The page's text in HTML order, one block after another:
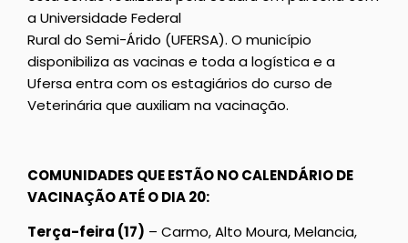
a Universidade Federal
Rural do Semi-Árido (UFERSA). O município
disponibiliza as vacinas e toda a logística e a
Ufersa entra com os estagiários do curso de
Veterinária que auxiliam na vacinação.
COMUNIDADES QUE ESTÃO NO CALENDÁRIO DE
VACINAÇÃO ATÉ O DIA 20:
Terça-feira (17) – Carmo, Alto Moura, Melancia,